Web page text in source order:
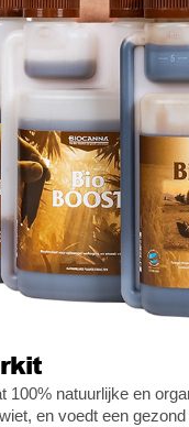
100% natuurlijke en
en voedt een